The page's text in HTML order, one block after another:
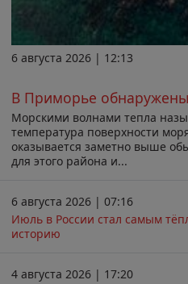
6 августа 2026 | 12:13
В Приморье
Морскими волнами тепла
температура поверхности
оказывается заметно выше
для этого района и...
6 августа 2026 | 07:16
Июль в России стал самым
историю
4 августа 2026 | 17:20